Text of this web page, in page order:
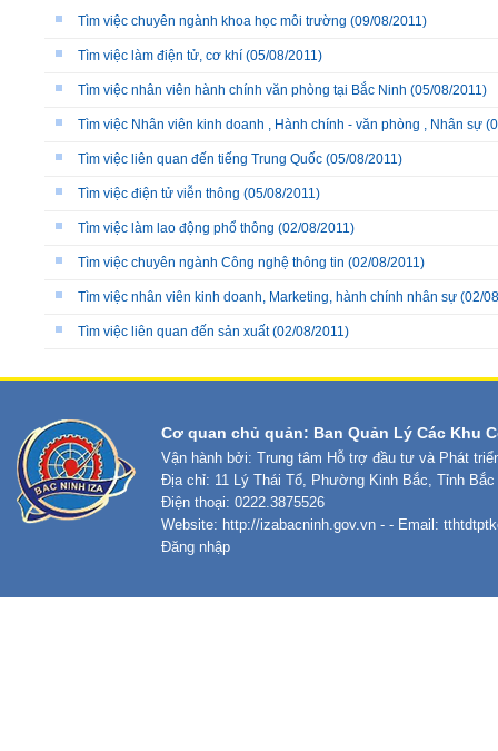
Tìm việc chuyên ngành khoa học môi trường (09/08/2011)
Tìm việc làm điện tử, cơ khí (05/08/2011)
Tìm việc nhân viên hành chính văn phòng tại Bắc Ninh (05/08/2011)
Tìm việc Nhân viên kinh doanh , Hành chính - văn phòng , Nhân sự
Tìm việc liên quan đến tiếng Trung Quốc (05/08/2011)
Tìm việc điện tử viễn thông (05/08/2011)
Tìm việc làm lao động phổ thông (02/08/2011)
Tìm việc chuyên ngành Công nghệ thông tin (02/08/2011)
Tìm việc nhân viên kinh doanh, Marketing, hành chính nhân sự (02/
Tìm việc liên quan đến sản xuất(02/08/2011)
Cơ quan chủ quản: Ban Quản Lý Các Khu
Vận hành bởi: Trung tâm Hỗ trợ đầu tư và Phát
Địa chỉ: 11 Lý Thái Tổ, Phường Kinh Bắc, Tỉnh Bắc
Điện thoại: 0222.3875526
Website: http://izabacninh.gov.vn - - Email:
Đăng nhập